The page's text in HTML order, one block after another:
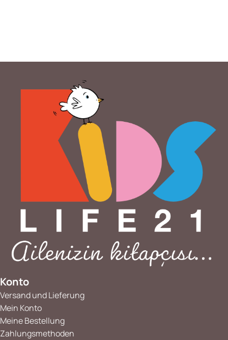
Konto
Versand und Lieferung
Mein Konto
Meine Bestellung
Zahlungsmethoden